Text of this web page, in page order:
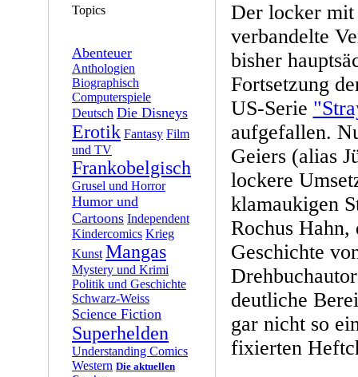
Topics
Abenteuer
Anthologien
Biographisch
Computerspiele
Deutsch Die Disneys
Erotik Fantasy Film
und TV
Frankobelgisch
Grusel und Horror
Humor und
Cartoons Independent
Kindercomics Krieg
Kunst Mangas
Mystery und Krimi
Politik und Geschichte
Schwarz-Weiss
Science Fiction
Superhelden
Understanding Comics
Western Die aktuellen
Der locker
verbandelte
bisher
Fortsetzung
US-Serie
aufgefallen.
Geiers (alias
lockere
klamaukigen
Rochus Hahn,
Geschichte
deutliche
gar nicht so
fixierten